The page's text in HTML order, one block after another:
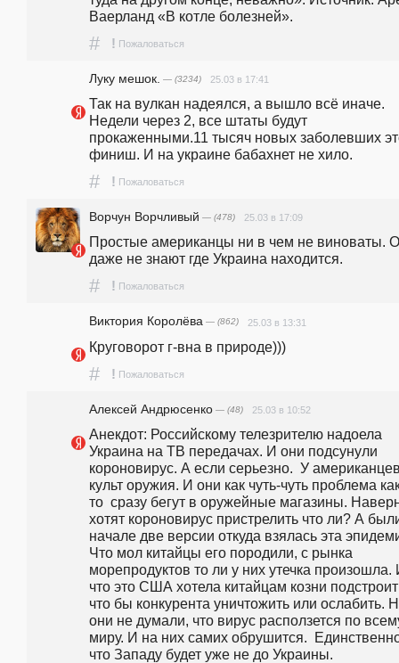
Ваерланд «В котле болезней».
# ! Пожаловаться
Луку мешок. — (3234) 25.03 в 17:41
Так на вулкан надеялся, а вышло всё иначе.
Недели через 2, все штаты будут
прокаженными.11 тысяч новых заболевших
финиш. И на украине бабахнет не хило.
# ! Пожаловаться
Ворчун Ворчливый — (478) 25.03 в 17:09
Простые американцы ни в чем не виноваты.
даже не знают где Украина находится.
# ! Пожаловаться
Виктория Королёва — (862) 25.03 в 13:31
Круговорот г-вна в природе)))
# ! Пожаловаться
Алексей Андрюсенко — (48) 25.03 в 10:52
Анекдот: Российскому телезрителю надоела
Украина на ТВ передачах. И они подсунули
короновирус. А если серьезно.  У
культ оружия. И они как чуть-чуть проблема
то  сразу бегут в оружейные магазины.
хотят короновирус пристрелить что ли? А
начале две версии откуда взялась эта
Что мол китайцы его породили, с рынка
морепродуктов то ли у них утечка произошла.
что это США хотела китайцам козни
что бы конкурента уничтожить или ослабить.
они не думали, что вирус расползется по
миру. И на них самих обрушится.
что Западу будет уже не до Украины.